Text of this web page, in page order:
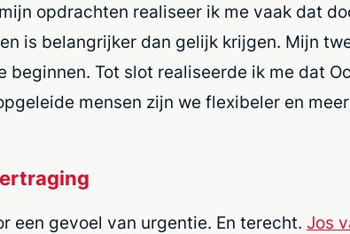
opdrachten realiseer ik me vaak dat
is belangrijker dan gelijk krijgen. Mijn
beginnen. Tot slot realiseerde ik me dat
mensen zijn we flexibeler en
een gevoel van urgentie. En terecht. Jos